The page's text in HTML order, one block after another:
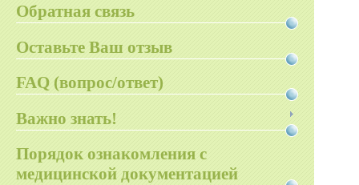
Обратная связь
Оставьте Ваш отзыв
FAQ (вопрос/ответ)
Важно знать!
Порядок ознакомления с
медицинской документацией